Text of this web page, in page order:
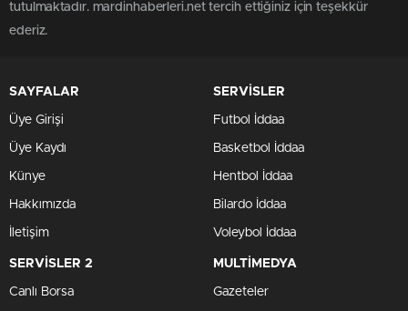
tutulmaktadır. mardinhaberleri.net tercih ettiğiniz için teşekkür
ederiz.
SAYFALAR
Üye Girişi
Üye Kaydı
Künye
Hakkımızda
İletişim
SERVİSLER
Futbol İddaa
Basketbol İddaa
Hentbol İddaa
Bilardo İddaa
Voleybol İddaa
SERVİSLER 2
Canlı Borsa
MULTİMEDYA
Gazeteler